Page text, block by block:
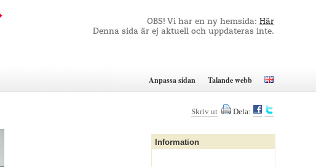
OBS! Vi har en ny hemsida: Här
Denna sida är ej aktuell och uppdateras inte.
Anpassa sidan Talande webb
Skriv ut Dela:
Information